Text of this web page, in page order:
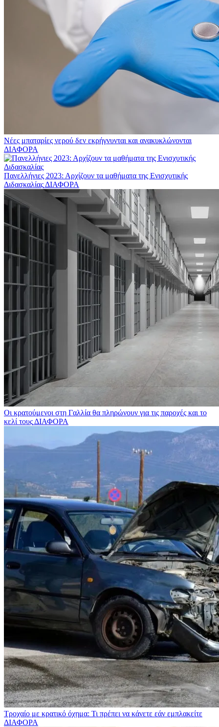
Νέες μπαταρίες νερού δεν εκρήγνυνται και ανακυκλώνονται
ΔΙΑΦΟΡΑ
Πανελλήνιες 2023: Αρχίζουν τα μαθήματα της Ενισχυτικής
Διδασκαλίας ΔΙΑΦΟΡΑ
Οι κρατούμενοι στη Γαλλία θα πληρώνουν για τις παροχές και το
κελί τους ΔΙΑΦΟΡΑ
Τροχαίο με κρατικό όχημα: Τι πρέπει να κάνετε εάν εμπλακείτε
ΔΙΑΦΟΡΑ